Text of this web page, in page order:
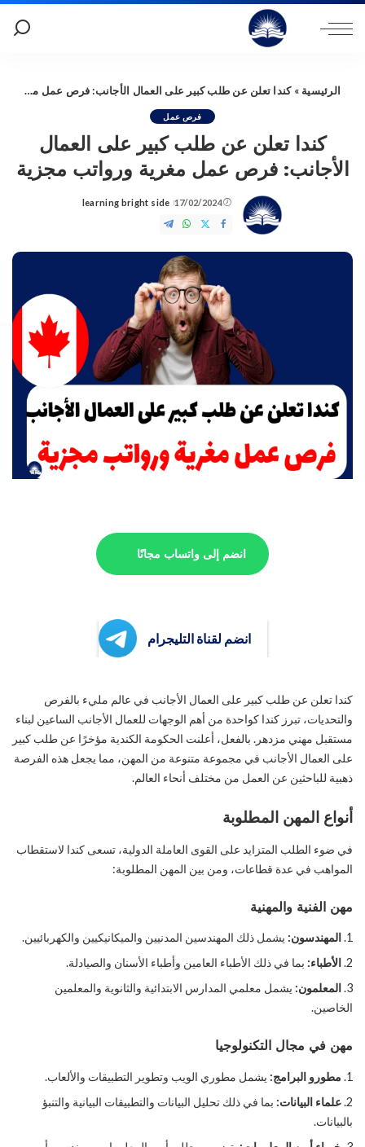
الرئيسية »كندا تعلن عن طلب كبير على العمال الأجانب: فرص عمل مغرية ورواتب مجزية
فرص عمل
كندا تعلن عن طلب كبير على العمال
الأجانب: فرص عمل مغرية ورواتب مجزية
17/02/2024
Posted
by
learning bright side
انضم إلى واتساب مجانًا
انضم لقناة التليجرام
كندا تعلن عن طلب كبير على العمال الأجانب في عالم مليء بالفرص
والتحديات، تبرز كندا كواحدة من أهم الوجهات للعمال الأجانب الساعين لبناء
مستقبل مهني مزدهر. بالفعل، أعلنت الحكومة الكندية مؤخرًا عن طلب كبير
على العمال الأجانب في مجموعة متنوعة من المهن، مما يجعل هذه الفرصة
ذهبية للباحثين عن العمل من مختلف أنحاء العالم.
أنواع المهن المطلوبة
في ضوء الطلب المتزايد على القوى العاملة الدولية، تسعى كندا لاستقطاب
المواهب في عدة قطاعات، ومن بين المهن المطلوبة:
مهن الفنية والمهنية
المهندسون: يشمل ذلك المهندسين المدنيين والميكانيكيين والكهربائيين.
الأطباء: بما في ذلك الأطباء العامين وأطباء الأسنان والصيادلة.
المعلمون: يشمل معلمي المدارس الابتدائية والثانوية والمعلمين
الخاصين.
مهن في مجال التكنولوجيا
مطورو البرامج: يشمل مطوري الويب وتطوير التطبيقات والألعاب.
علماء البيانات: بما في ذلك تحليل البيانات والتطبيقات البيانية والتنبؤ
بالبيانات.